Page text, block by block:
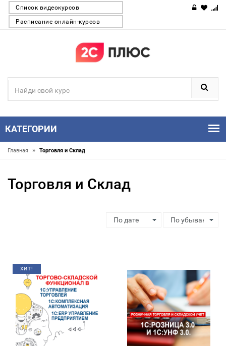
Список видеокурсов
Расписание онлайн-курсов
КАТЕГОРИИ
Главная » Торговля и Склад
Торговля и Склад
ХИТ!